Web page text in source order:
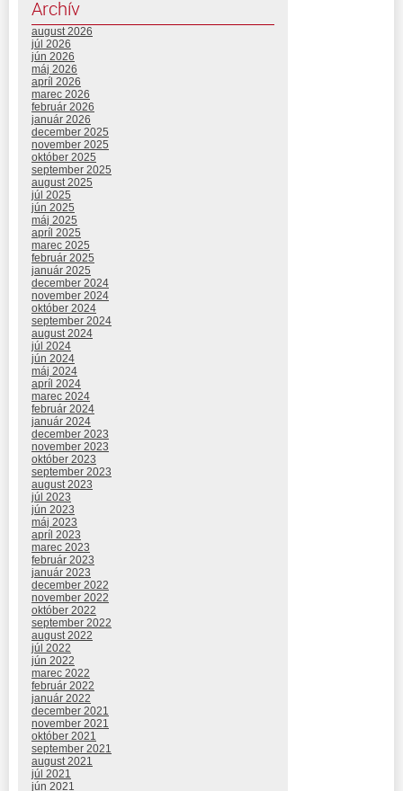
Archív
august 2026
júl 2026
jún 2026
máj 2026
apríl 2026
marec 2026
február 2026
január 2026
december 2025
november 2025
október 2025
september 2025
august 2025
júl 2025
jún 2025
máj 2025
apríl 2025
marec 2025
február 2025
január 2025
december 2024
november 2024
október 2024
september 2024
august 2024
júl 2024
jún 2024
máj 2024
apríl 2024
marec 2024
február 2024
január 2024
december 2023
november 2023
október 2023
september 2023
august 2023
júl 2023
jún 2023
máj 2023
apríl 2023
marec 2023
február 2023
január 2023
december 2022
november 2022
október 2022
september 2022
august 2022
júl 2022
jún 2022
marec 2022
február 2022
január 2022
december 2021
november 2021
október 2021
september 2021
august 2021
júl 2021
jún 2021